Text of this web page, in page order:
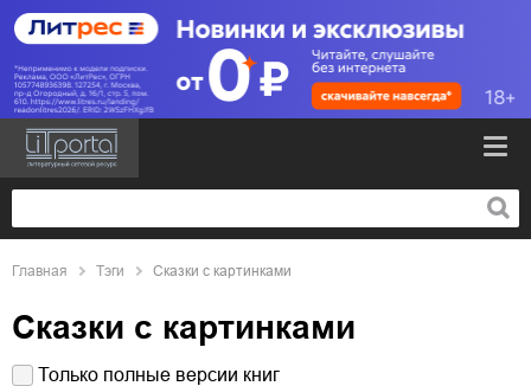
Главная Тэги Сказки с картинками
Сказки с картинками
Только полные версии книг